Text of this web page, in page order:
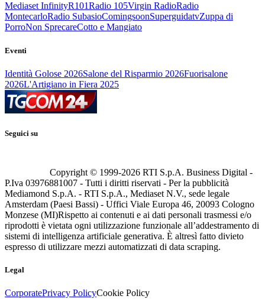
Mediaset InfinityR101Radio 105Virgin RadioRadio
MontecarloRadio SubasioComingsoonSuperguidatvZuppa di
PorroNon SprecareCotto e Mangiato
Eventi
Identità Golose 2026Salone del Risparmio 2026Fuorisalone
2026L'Artigiano in Fiera 2025
Seguici su
Copyright © 1999-2026 RTI S.p.A. Business Digital -
P.Iva 03976881007 - Tutti i diritti riservati - Per la pubblicità
Mediamond S.p.A. - RTI S.p.A., Mediaset N.V., sede legale
Amsterdam (Paesi Bassi) - Uffici Viale Europa 46, 20093 Cologno
Monzese (MI)Rispetto ai contenuti e ai dati personali trasmessi e/o
riprodotti è vietata ogni utilizzazione funzionale all’addestramento di
sistemi di intelligenza artificiale generativa. È altresì fatto divieto
espresso di utilizzare mezzi automatizzati di data scraping.
Legal
CorporatePrivacy PolicyCookie Policy